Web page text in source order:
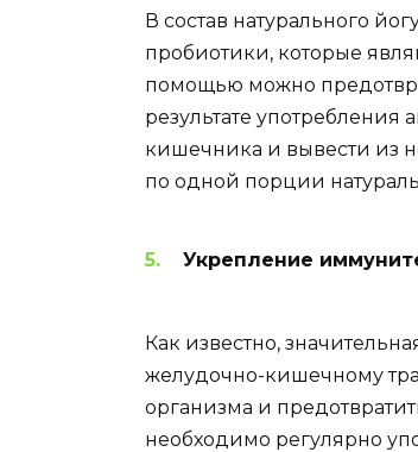
В состав натурального
пробиотики, которые
помощью можно
результате употребления
кишечника и вывести из
по одной порции
Укрепление
Как известно,
желудочно-кишечному
организма и
необходимо регулярно